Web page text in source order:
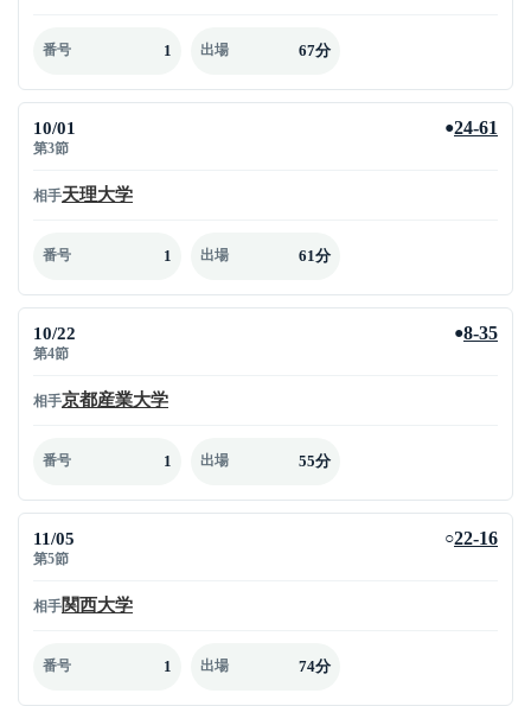
番号 1 出場 67分
10/01
第3節
●24-61
相手天理大学
番号 1 出場 61分
10/22
第4節
●8-35
相手京都産業大学
番号 1 出場 55分
11/05
第5節
○22-16
相手関西大学
番号 1 出場 74分